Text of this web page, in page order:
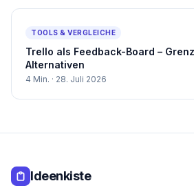
TOOLS & VERGLEICHE
Trello als Feedback-Board –
Alternativen
4 Min. · 28. Juli 2026
Ideenkiste